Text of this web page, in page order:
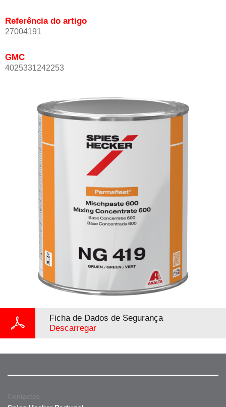
Referência do artigo
27004191
GMC
4025331242253
Ficha de Dados de Segurança
Descarregar
Contactos